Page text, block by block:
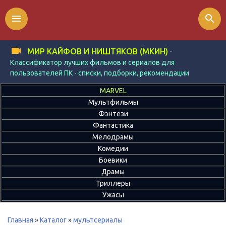
МИР КАЙФОВ И НИШТЯКОВ (МКИН) -
Классификатор лучших фильмов и сериалов для
пользователей ПК - списки, подборки, рекомендации
menu search
MARVEL
Мультфильмы
Фэнтези
Фантастика
Мелодрамы
Комедии
Боевики
Драмы
Триллеры
Ужасы
Главная »Каталог»мультсериалы